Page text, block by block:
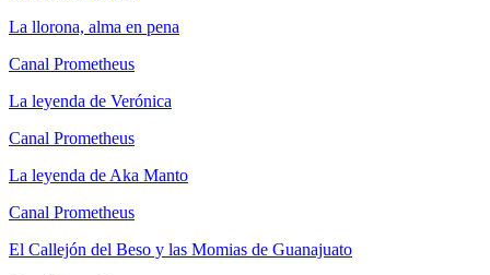
La llorona, alma en pena
Canal Prometheus
La leyenda de Verónica
Canal Prometheus
La leyenda de Aka Manto
Canal Prometheus
El Callejón del Beso y las Momias de Guanajuato